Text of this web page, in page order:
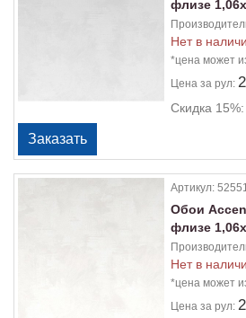
флизе
Нет в
*цена может
Цена за рул:
Скидка 15%:
Артикул:
Обои
флизе
Нет в
*цена может
Цена за рул: